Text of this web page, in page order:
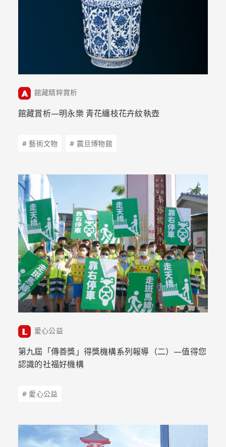
館藏精粹賞析
館藏賞析—明永樂 青花纏枝花卉紋執壺
# 藝術文物 # 震旦博物館
愛心公益
第九屆「傳善獎」得獎機構系列報導（二）—值得您
認識的社福好機構
# 愛心公益